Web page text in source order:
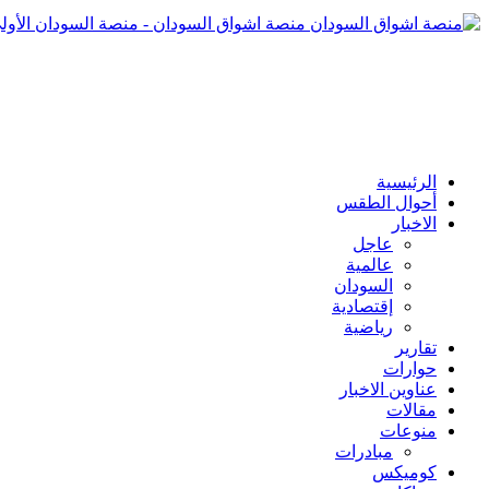
منصة اشواق السودان - منصة السودان
الرئيسية
أحوال الطقس
الاخبار
عاجل
عالمية
السودان
إقتصادية
رياضية
تقارير
حوارات
عناوين الاخبار
مقالات
منوعات
مبادرات
كوميكس